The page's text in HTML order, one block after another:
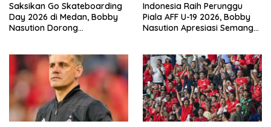
Saksikan Go Skateboarding
Day 2026 di Medan, Bobby
Nasution Dorong
Indonesia Raih Perunggu
Piala AFF U-19 2026, Bobby
Nasution Apresiasi Semangat